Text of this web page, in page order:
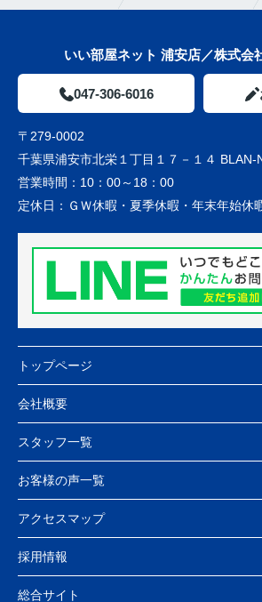
いい部屋ネット 浦安店／株式会
047-306-6016
〒279-0002
千葉県浦安市北栄１丁目１７－１４ BLAN-
営業時間： 10：00～18：00
定休日： ＧＷ休暇・夏季休暇・年末年始休
トップページ
会社概要
スタッフ一覧
お客様の声一覧
アクセスマップ
採用情報
総合サイト